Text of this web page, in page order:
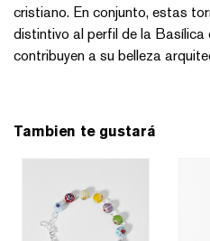
cristiano. En conjunto, estas
distintivo al perfil de la Basílica
contribuyen a su belleza
Tambien te gustará